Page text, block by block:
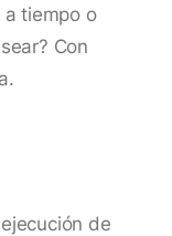
a tiempo o
Con
de